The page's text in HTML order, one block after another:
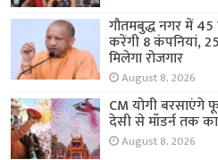
गौतमबुद्ध नगर में
करेंगी 8 कंपनियां,
मिलेगा रोजगार
August 8, 2026
CM योगी बरसाएंगे
देसी से मॉडर्न तक का
August 8, 2026